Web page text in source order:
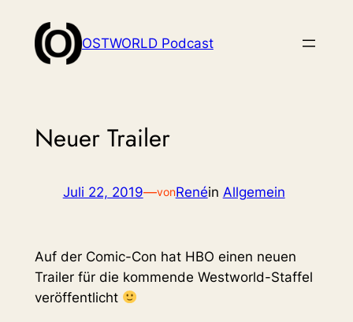
Inhalt
springen
OSTWORLD Podcast
Neuer Trailer
Juli 22, 2019—vonRenéin Allgemein
Auf der Comic-Con hat HBO einen neuen
Trailer für die kommende Westworld-Staffel
veröffentlicht